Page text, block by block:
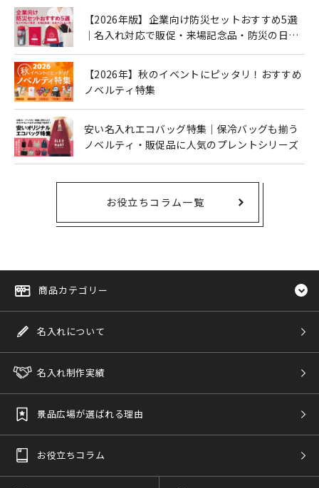
【2026年版】企業向け防災セットおすすめ5選
｜名入れ対応で販促・来場記念品・防災の日に
【2026年】秋のイベントにピッタリ！おすすめ
ノベルティ特集
安い名入れエコバッグ特集｜保冷バッグも揃う
ノベルティ・販促品に人気のプレントシリーズ
お役立ちコラム一覧
商品カテゴリー
名入れについて
名入れ制作実績
景品広場が選ばれる理由
お役立ちコラム